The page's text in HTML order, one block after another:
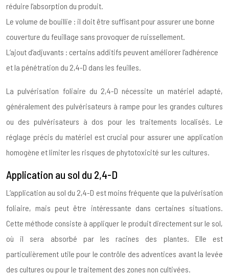
réduire l’absorption du produit.
Le volume de bouillie : il doit être suffisant pour assurer une bonne
couverture du feuillage sans provoquer de ruissellement.
L’ajout d’adjuvants : certains additifs peuvent améliorer l’adhérence
et la pénétration du 2,4-D dans les feuilles.
La pulvérisation foliaire du 2,4-D nécessite un matériel adapté,
généralement des pulvérisateurs à rampe pour les grandes cultures
ou des pulvérisateurs à dos pour les traitements localisés. Le
réglage précis du matériel est crucial pour assurer une application
homogène et limiter les risques de phytotoxicité sur les cultures.
Application au sol du 2,4-D
L’application au sol du 2,4-D est moins fréquente que la pulvérisation
foliaire, mais peut être intéressante dans certaines situations.
Cette méthode consiste à appliquer le produit directement sur le sol,
où il sera absorbé par les racines des plantes. Elle est
particulièrement utile pour le contrôle des adventices avant la levée
des cultures ou pour le traitement des zones non cultivées.